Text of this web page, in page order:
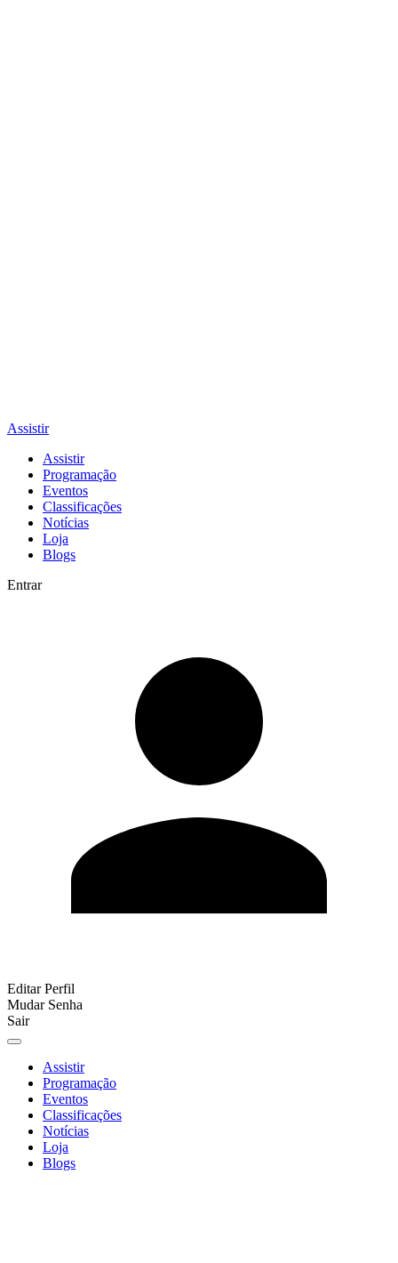
Assistir
Assistir
Programação
Eventos
Classificações
Notícias
Loja
Blogs
Entrar
Editar Perfil
Mudar Senha
Sair
Assistir
Programação
Eventos
Classificações
Notícias
Loja
Blogs